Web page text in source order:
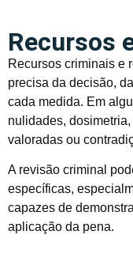
Recursos
Recursos criminais e
precisa da decisão,
cada medida. Em
nulidades,
valoradas ou
A revisão criminal
específicas,
capazes de
aplicação da pena.